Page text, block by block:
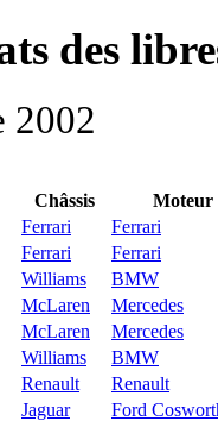
des
2002
Châssis
Moteur
Ferrari
Ferrari
Ferrari
Ferrari
Williams
BMW
McLaren
Mercedes
McLaren
Mercedes
Williams
BMW
Renault
Renault
Jaguar
Ford